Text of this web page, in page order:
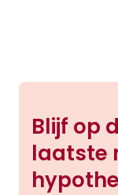
Blijf op
laatste